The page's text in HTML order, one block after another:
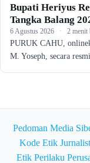
Bupati Heriyus
Tangka Balang
6 Agustus 2026 · 2 menit
PURUK CAHU,
M. Yoseph, secara
Pedoman Media
Kode Etik
Etik Perilaku